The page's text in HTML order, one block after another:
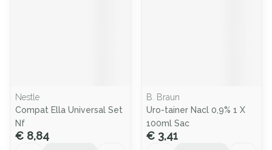
Nestle
Compat Ella Universal Set
Nf
€ 8,84
B. Braun
Uro-tainer Nacl 0,9% 1 X
100ml Sac
€ 3,41